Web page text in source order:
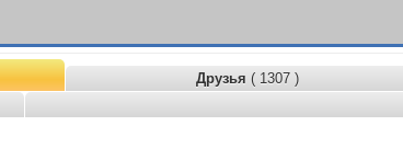
Друзья ( 1307 )